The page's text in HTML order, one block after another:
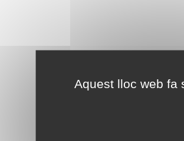
Aquest lloc web fa